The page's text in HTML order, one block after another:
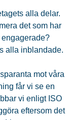
alla delar.
det som har
alla inblandade.
mot våra
får vi se en
vi enligt ISO
eftersom det